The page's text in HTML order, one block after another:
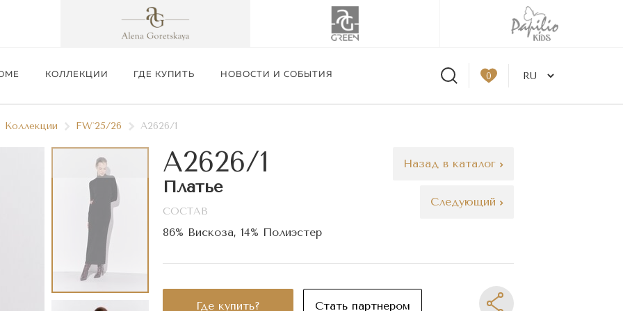
КОЛЛЕКЦИИ ГДЕ КУПИТЬ НОВОСТИ И СОБЫТИЯ 0
Коллекции FW`25/26 A2626/1
A2626/1
Платье
СОСТАВ
86% Вискоза, 14% Полиэстер
Назад в каталог
Следующий
Где купить? Стать партнером